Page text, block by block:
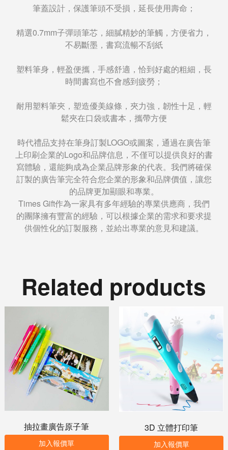
筆蓋設計，保護筆頭不受損，延長使用壽命；
精選0.7mm子彈頭筆芯，細膩精妙的筆觸，方便省力，
不易斷墨，書寫流暢不刮紙
塑料筆身，輕盈便攜，手感舒適，恰到好處的粗細，長
時間書寫也不會感到疲勞；
耐用塑料筆夾，塑造優美線條，夾力強，韌性十足，輕
鬆夾在口袋或書本，攜帶方便
時代禮品支持在筆身訂製LOGO或圖案，通過在廣告筆
上印刷企業的Logo和品牌信息，不僅可以提供良好的書
寫體驗，還能夠成為企業品牌形象的代表。我們將確保
訂製的廣告筆完全符合您企業的形象和品牌價值，讓您
的品牌更加顯眼和專業。
Times Gift作為一家具有多年經驗的專業供應商，我們
的團隊擁有豐富的經驗，可以根據企業的需求和要求提
供個性化的訂製服務，並給出專業的意見和建議。
Related products
抽拉畫廣告原子筆
加入報價單
3D 立體打印筆
加入報價單